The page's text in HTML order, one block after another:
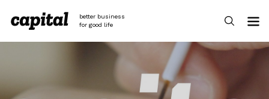
content
better business
for good life